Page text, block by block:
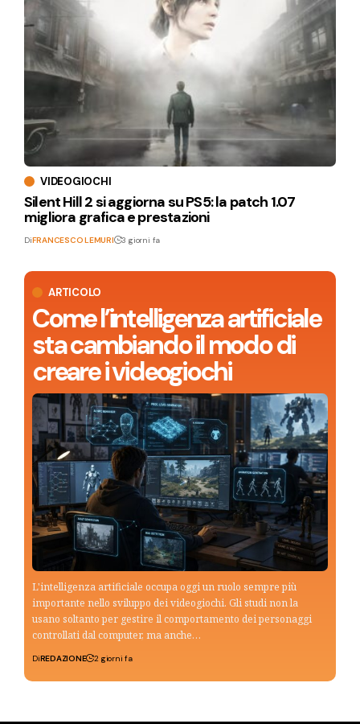
ARTICOLO
Come l’intelligenza artificiale
sta cambiando il modo di
creare i videogiochi
L'intelligenza artificiale occupa oggi un ruolo sempre più
importante nello sviluppo dei videogiochi. Gli studi non la
usano soltanto per gestire il comportamento dei personaggi
controllati dal computer, ma anche…
DiREDAZIONE 2 giorni fa
VIDEOGIOCHI
Silent Hill 2 si aggiorna su PS5: la patch 1.07
migliora grafica e prestazioni
DiFRANCESCO LEMURI 3 giorni fa